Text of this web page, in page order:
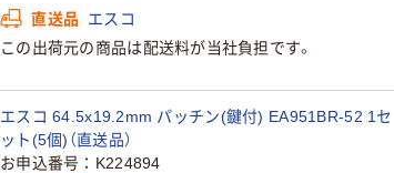
直送品
エスコ
この出荷元の商品は配送料が当社負担です。
エスコ 64.5x19.2mm パッチン(鍵付) EA951BR-52 1セ
ット(5個)（直送品）
お申込番号
K224894